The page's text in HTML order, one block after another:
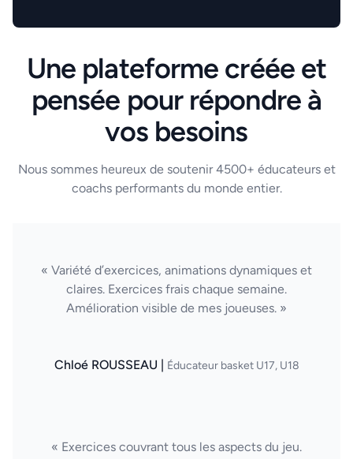
Une plateforme créée et
pensée pour répondre à
vos besoins
Nous sommes heureux de soutenir 4500+ éducateurs et
coachs performants du monde entier.
« Variété d’exercices, animations dynamiques et
claires. Exercices frais chaque semaine.
Amélioration visible de mes joueuses. »
Chloé ROUSSEAU | Éducateur basket U17, U18
« Exercices couvrant tous les aspects du jeu.